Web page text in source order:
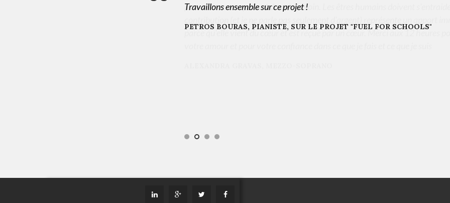
Travaillons ensemble sur ce projet !
PETROS BOURAS, PIANISTE, SUR LE PROJET "FUEL FOR SCHOOLS"